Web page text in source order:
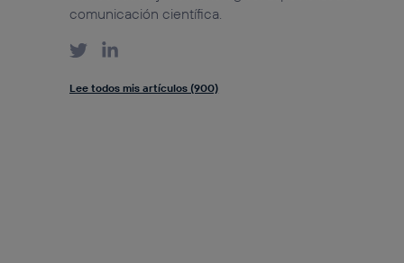
comunicación científica.
Lee todos mis artículos (900)